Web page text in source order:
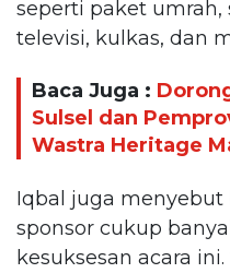
seperti paket umrah,
televisi, kulkas, dan
Baca Juga :
Sulsel dan
Wastra Heritage
Iqbal juga
sponsor cukup
kesuksesan acara